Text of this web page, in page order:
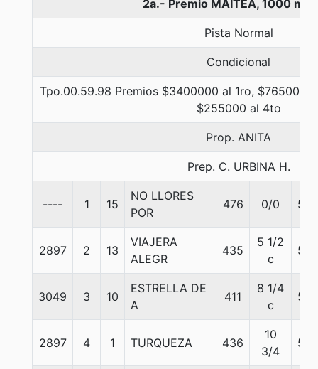
2a.- Premio MAITEA, 1000
Pista Normal
Condicional
Tpo.00.59.98 Premios $3400000 al 1ro, $765000
$255000 al 4to
Prop. ANITA
Prep. C. URBINA H.
---- 1 15
NO LLORES
POR
476 0/0 55
2897 2 13
VIAJERA
ALEGR
435
5 1/2
c
55
3049 3 10
ESTRELLA DE
A
411
8 1/4
c
55
2897 4 1 TURQUEZA 436
10
3/4
55